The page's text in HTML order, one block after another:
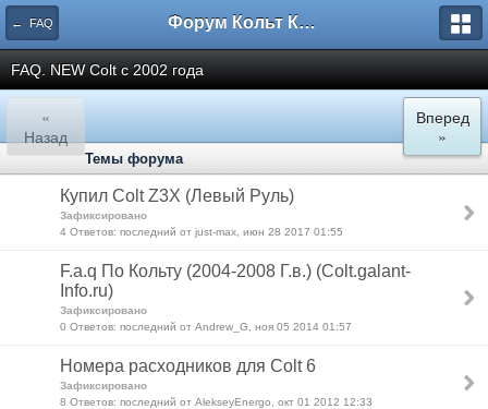
← FAQ Форум Кольт Клуб
FAQ. NEW Colt с 2002 года
«
Назад
Вперед
»
Темы форума
Купил Colt Z3X (Левый Руль)
Зафиксировано
4 Ответов: последний от just-max, июн 28 2017 01:55
F.a.q По Кольту (2004-2008 Г.в.) (Colt.galant-
Info.ru)
Зафиксировано
0 Ответов: последний от Andrew_G, ноя 05 2014 01:57
Номера расходников для Colt 6
Зафиксировано
8 Ответов: последний от AlekseyEnergo, окт 01 2012 12:33